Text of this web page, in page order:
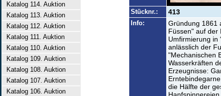
Katalog 114. Auktion
Katalog 113. Auktion
Katalog 112. Auktion
Katalog 111. Auktion
Katalog 110. Auktion
Katalog 109. Auktion
Katalog 108. Auktion
Katalog 107. Auktion
Katalog 106. Auktion
Stücknr.: 413
Info:
Gründung 1861
Füssen" auf der
Umfirmierung in
anlässlich der
"Mechanischen
Wasserkräften
Erzeugnisse:
die Hälfte der